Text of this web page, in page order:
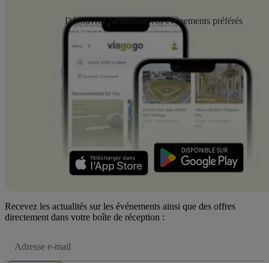
Découvrez facilement vos événements préférés
Recevez les actualités sur les événements ainsi que des offres
directement dans votre boîte de réception :
e-